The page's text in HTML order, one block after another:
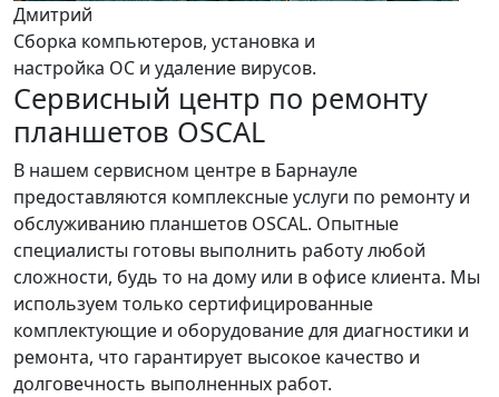
Дмитрий
Сборка компьютеров, установка и
настройка ОС и удаление вирусов.
Сервисный центр по ремонту
планшетов OSCAL
В нашем сервисном центре в Барнауле
предоставляются комплексные услуги по ремонту и
обслуживанию планшетов OSCAL. Опытные
специалисты готовы выполнить работу любой
сложности, будь то на дому или в офисе клиента. Мы
используем только сертифицированные
комплектующие и оборудование для диагностики и
ремонта, что гарантирует высокое качество и
долговечность выполненных работ.